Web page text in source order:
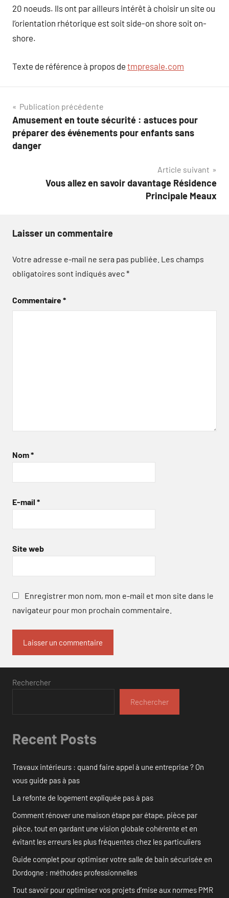
20 noeuds. Ils ont par ailleurs intérêt à choisir un site ou
l’orientation rhétorique est soit side-on shore soit on-
shore.
Texte de référence à propos de tmpresale.com
Navigation
de
l’article
Publication précédente
Amusement en toute sécurité : astuces pour
préparer des événements pour enfants sans
danger
Article suivant
Vous allez en savoir davantage Résidence
Principale Meaux
Laisser un commentaire
Votre adresse e-mail ne sera pas publiée. Les champs
obligatoires sont indiqués avec*
Commentaire*
Nom*
E-mail *
Site web
Enregistrer mon nom, mon e-mail et mon site dans le
navigateur pour mon prochain commentaire.
Rechercher
Rechercher
Recent Posts
Travaux intérieurs : quand faire appel à une entreprise ? On
vous guide pas à pas
La refonte de logement expliquée pas à pas
Comment rénover une maison étape par étape, pièce par
pièce, tout en gardant une vision globale cohérente et en
évitant les erreurs les plus fréquentes chez les particuliers
Guide complet pour optimiser votre salle de bain sécurisée en
Dordogne : méthodes professionnelles
Tout savoir pour optimiser vos projets d’mise aux normes PMR